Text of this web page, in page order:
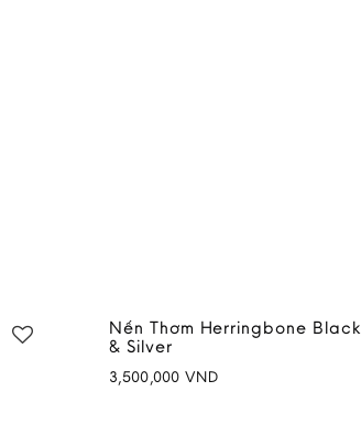
Nến Thơm Herringbone Black
& Silver
3,500,000 VND